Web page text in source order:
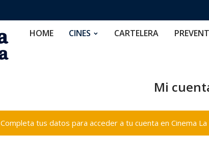
HOME CINES CARTELERA
Mi
Completa tus datos para acceder a tu cuenta en Cinema La